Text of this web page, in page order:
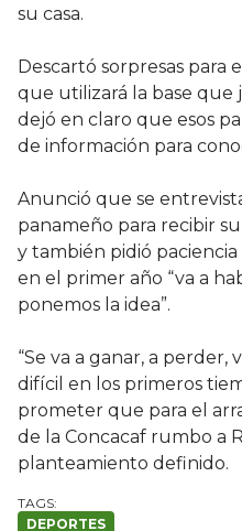
su casa.
Descartó sorpresas para
que utilizará la base que
dejó en claro que esos
de información para
Anunció que se
panameño para recibir
y también pidió
en el primer año “va a
ponemos la idea”.
“Se va a ganar, a perder,
difícil en los primeros
prometer que para el
de la Concacaf rumbo a
planteamiento definido.
DEPORTES